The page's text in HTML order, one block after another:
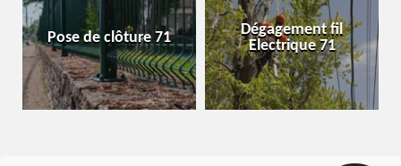
Pose de clôture 71
Dégagement fil
Electrique 71